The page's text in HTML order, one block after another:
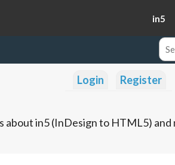
in5
Login Register
about in5 (InDesign to HTML5) and